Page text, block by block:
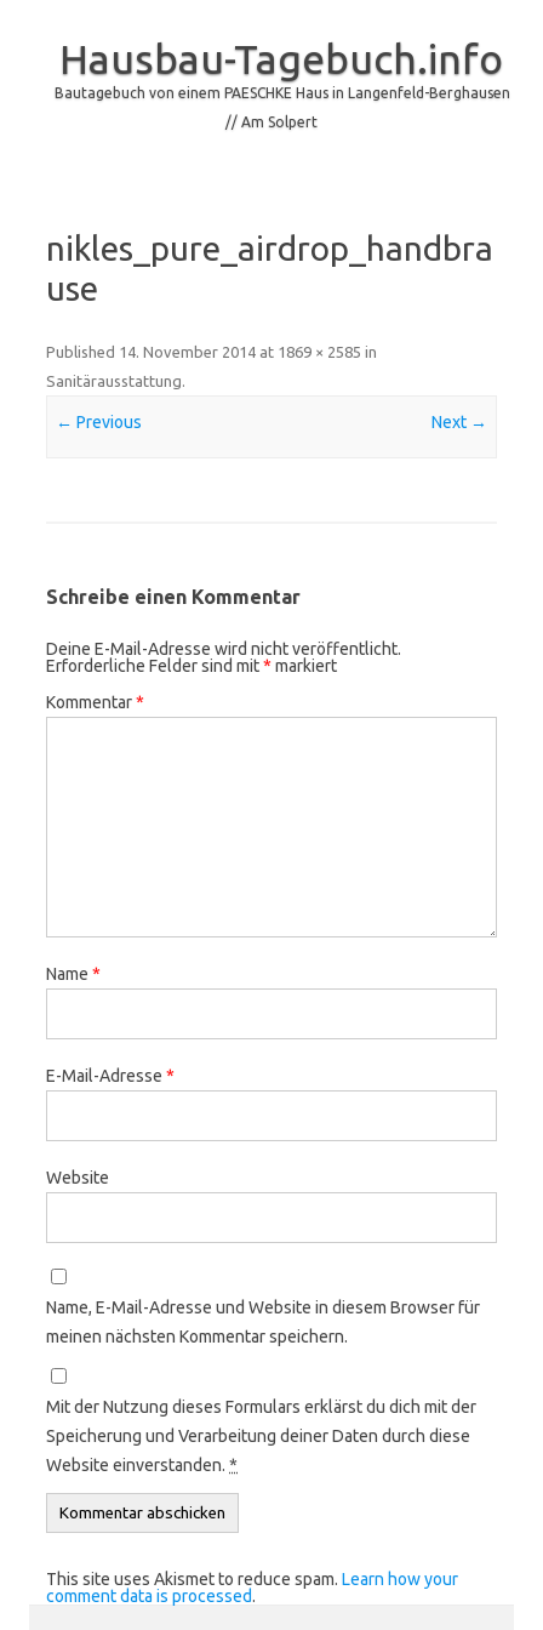
Hausbau-Tagebuch.info
Bautagebuch von einem PAESCHKE Haus in Langenfeld-Berghausen
// Am Solpert
nikles_pure_airdrop_handbra
use
Published 14. November 2014 at 1869 × 2585 in
Sanitärausstattung.
← Previous Next →
Schreibe einen Kommentar
Deine E-Mail-Adresse wird nicht veröffentlicht.
Erforderliche Felder sind mit* markiert
Kommentar*
Name *
E-Mail-Adresse *
Website
Name, E-Mail-Adresse und Website in diesem Browser für
meinen nächsten Kommentar speichern.
Mit der Nutzung dieses Formulars erklärst du dich mit der
Speicherung und Verarbeitung deiner Daten durch diese
Website einverstanden. *
This site uses Akismet to reduce spam. Learn how your
comment data is processed.